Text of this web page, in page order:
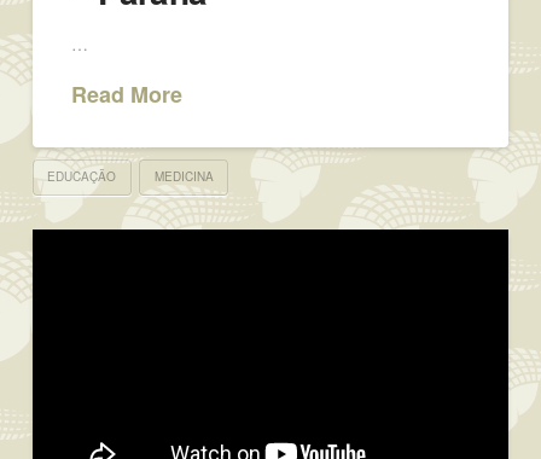
…
Read More
EDUCAÇÃO MEDICINA